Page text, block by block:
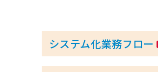
システム化業務フロー